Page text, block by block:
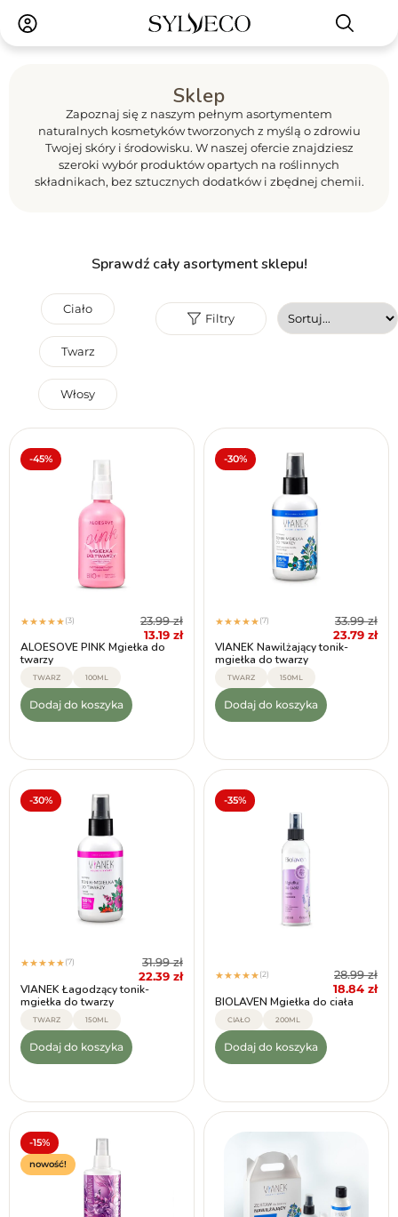
Sklep
Zapoznaj się z naszym pełnym asortymentem
naturalnych kosmetyków tworzonych z myślą o zdrowiu
Twojej skóry i środowisku. W naszej ofercie znajdziesz
szeroki wybór produktów opartych na roślinnych
składnikach, bez sztucznych dodatków i zbędnej chemii.
Sprawdź cały asortyment sklepu!
Filtry
Ciało
Twarz
Włosy
wegański
konsultacji
Nie
filtrów
-45%
★★★★★(3) 23.99zł
13.19 zł
ALOESOVE PINK Mgiełka do
twarzy
TWARZ 100ML
Dodaj do koszyka
-30%
★★★★★(7) 33.99zł
23.79 zł
VIANEK Nawilżający tonik-
mgiełka do twarzy
TWARZ 150ML
Dodaj do koszyka
-30%
★★★★★(7) 31.99zł
22.39 zł
VIANEK Łagodzący tonik-
mgiełka do twarzy
TWARZ 150ML
Dodaj do koszyka
-35%
★★★★★(2) 28.99zł
18.84 zł
BIOLAVEN Mgiełka do ciała
CIAŁO 200ML
Dodaj do koszyka
-15%
nowość!